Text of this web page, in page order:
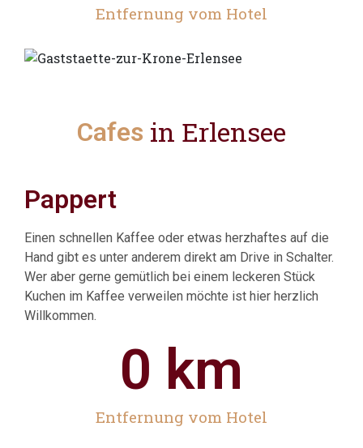
Entfernung vom Hotel
Cafes in Erlensee
Pappert
Einen schnellen Kaffee oder etwas herzhaftes auf die
Hand gibt es unter anderem direkt am Drive in Schalter.
Wer aber gerne gemütlich bei einem leckeren Stück
Kuchen im Kaffee verweilen möchte ist hier herzlich
Willkommen.
0 km
Entfernung vom Hotel